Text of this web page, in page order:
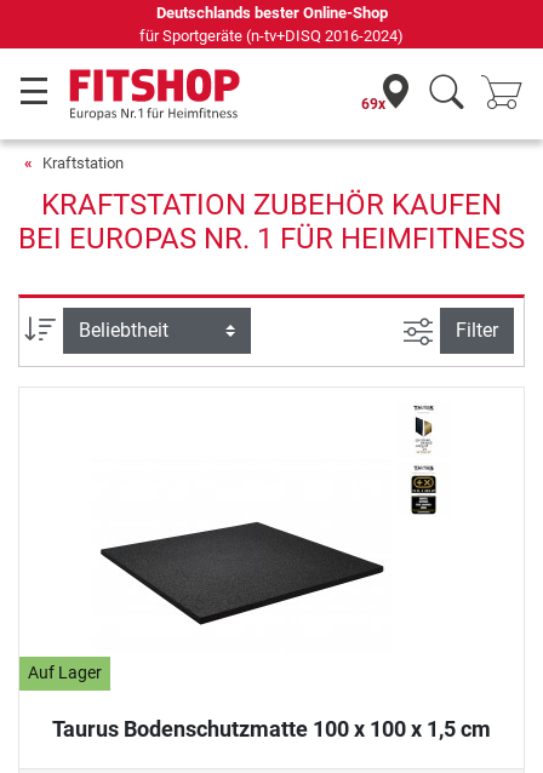
Deutschlands bester Online-Shop
für Sportgeräte (n-tv+DISQ 2016-2024)
69x
Kraftstation
KRAFTSTATION ZUBEHÖR KAUFEN
BEI EUROPAS NR. 1 FÜR HEIMFITNESS
Sortierung Ansicht
Filter
Auf Lager
Taurus Bodenschutzmatte 100 x 100 x 1,5 cm